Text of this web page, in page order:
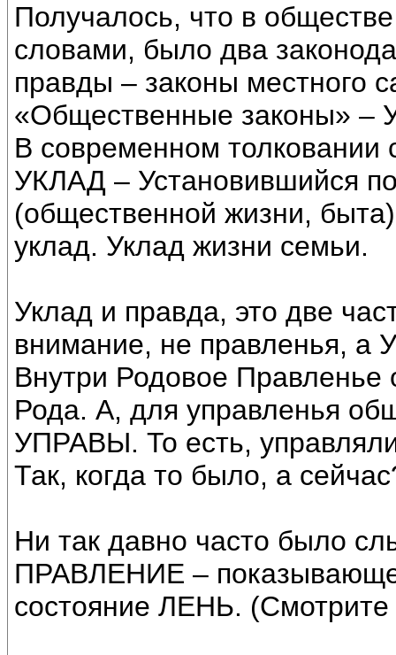
Получалось, что в
словами, было два
правды – законы местного
«Общественные законы» –
В современном
УКЛАД – Установившийся
(общественной жизни,
уклад. Уклад жизни семьи.
Уклад и правда, это две
внимание, не правленья, а
Внутри Родовое
Рода. А, для управленья
УПРАВЫ. То есть,
Так, когда то было, а
Ни так давно часто было
ПРАВЛЕНИЕ –
состояние ЛЕНЬ.